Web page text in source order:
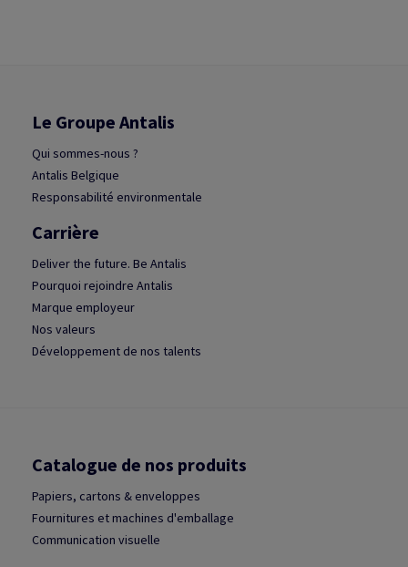
Le Groupe Antalis
Qui sommes-nous ?
Antalis Belgique
Responsabilité environmentale
Carrière
Deliver the future. Be Antalis
Pourquoi rejoindre Antalis
Marque employeur
Nos valeurs
Développement de nos talents
Catalogue de nos produits
Papiers, cartons & enveloppes
Fournitures et machines d'emballage
Communication visuelle